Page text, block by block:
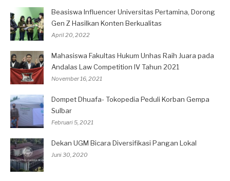
Beasiswa Influencer Universitas Pertamina, Dorong
Gen Z Hasilkan Konten Berkualitas
April 20, 2022
Mahasiswa Fakultas Hukum Unhas Raih Juara pada
Andalas Law Competition IV Tahun 2021
November 16, 2021
Dompet Dhuafa- Tokopedia Peduli Korban Gempa
Sulbar
Februari 5, 2021
Dekan UGM Bicara Diversifikasi Pangan Lokal
Juni 30, 2020